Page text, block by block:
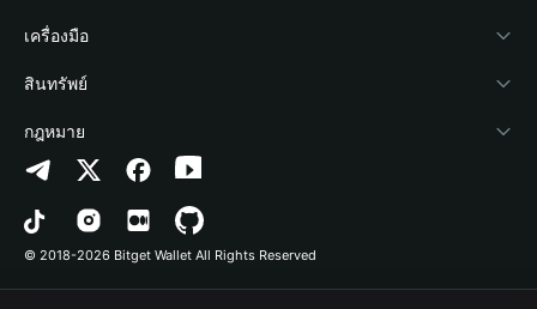
ข่าวสารด้านคริปโต
ศูนย์ช่วยเหลือ
ติดต่อเรา
ทรัพยากรข้อมูลของแบรนด์
อาชีพ
Payfi Crypto
Crypto Swap API
Altcoin Season Index
Prediction Markets
DApp
เชื่อมต่อ Wallet
Bitget Wallet Pay
ลิสต์โปรเจกต์
Protection Fund
เทคโนโลยีความปลอดภัย
เครื่องมือ
ซื้อคริปโต
การตรวจจับการอนุญาต
การตรวจจับสัญญา
การโอนเป็นชุด
สินทรัพย์
Arbitrum
Avalanche
Bitcoin
กฎหมาย
นโยบายความเป็นส่วนตัว
ข้อตกลงในการใช้บริการ
© 2018-2026 Bitget Wallet All Rights Reserved